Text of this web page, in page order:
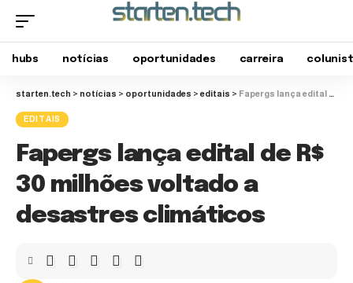
hubs notícias oportunidades carreira
starten.tech > notícias > oportunidades > editais > Fapergs lança edital de R$ 30 milhões voltado a desastres climáticos
EDITAIS
Fapergs lança edital de R$
30 milhões voltado a
desastres climáticos